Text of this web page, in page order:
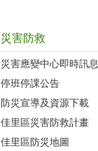
災害防救
災害應變中心即時訊息
停班停課公告
防災宣導及資源下載
佳里區災害防救計畫
佳里區防災地圖